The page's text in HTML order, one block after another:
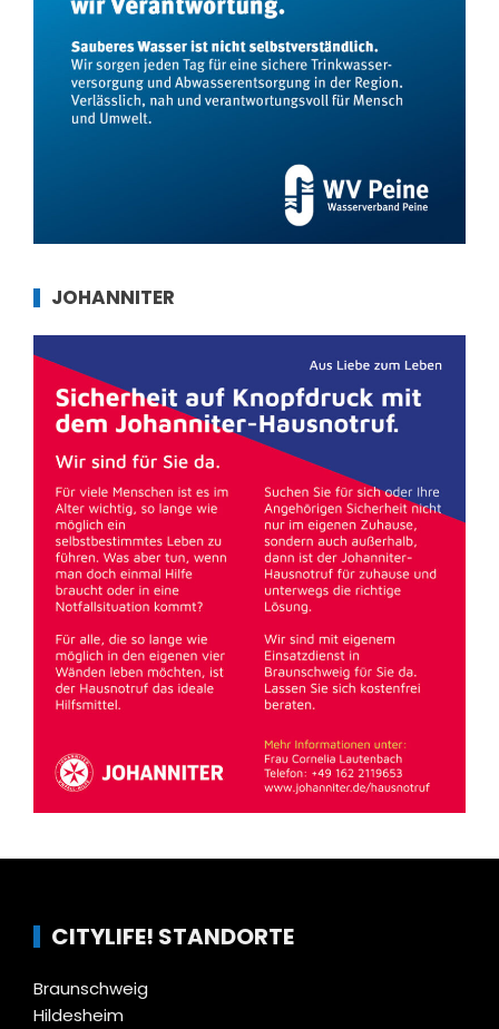
JOHANNITER
CITYLIFE! STANDORTE
Braunschweig
Hildesheim